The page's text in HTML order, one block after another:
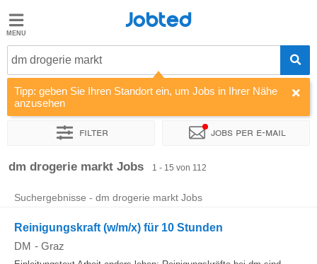
Jobted
Jobs
Gehalt
Jobted
dm drogerie markt
Tipp: geben Sie Ihren Standort ein, um Jobs in Ihrer Nähe
anzusehen
Filter Jobs per e-mail
Sortieren nach Unternehmen Vertragsart
dm drogerie markt Jobs 1 - 15 von 112
Suchergebnisse - dm drogerie markt Jobs
Reinigungskraft (w/m/x) für 10 Stunden
DM - Graz